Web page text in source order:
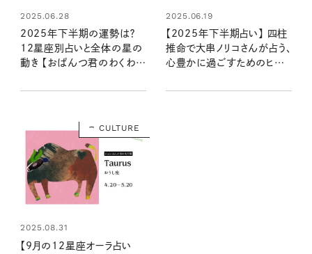
2025.06.28
2025年下半期の運勢は？
12星座別占いと全体の星の
動き 【おぱんつ君のわくわく
2025.06.19
【2025年下半期占い】 四柱
推命で大串ノリコさんが占う、
心豊かに過ごすためのヒント
CULTURE
2025.08.31
【9月の12星座オーラ占い